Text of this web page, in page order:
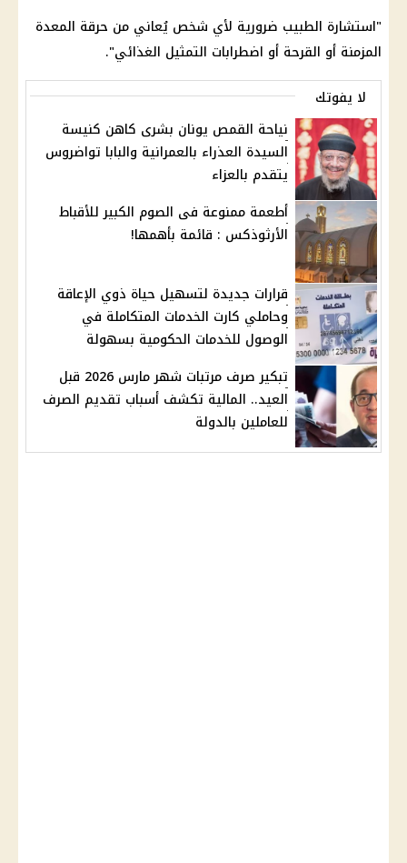
"استشارة الطبيب ضرورية لأي شخص يُعاني من حرقة المعدة
المزمنة أو القرحة أو اضطرابات التمثيل الغذائي".
لا يفوتك
نياحة القمص يونان بشرى كاهن كنيسة
السيدة العذراء بالعمرانية والبابا تواضروس
يتقدم بالعزاء
أطعمة ممنوعة فى الصوم الكبير للأقباط
الأرثوذكس : قائمة بأهمها!
قرارات جديدة لتسهيل حياة ذوي الإعاقة
وحاملي كارت الخدمات المتكاملة في
الوصول للخدمات الحكومية بسهولة
تبكير صرف مرتبات شهر مارس 2026 قبل
العيد.. المالية تكشف أسباب تقديم الصرف
للعاملين بالدولة